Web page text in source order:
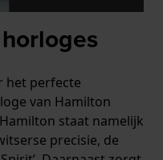
het perfecte
van Hamilton
staat namelijk
precisie, de